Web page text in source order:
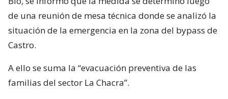
de una reunión de mesa técnica donde se analizó la
situación de la emergencia en la zona del bypass de
Castro.
A ello se suma la “evacuación preventiva de las
familias del sector La Chacra”.